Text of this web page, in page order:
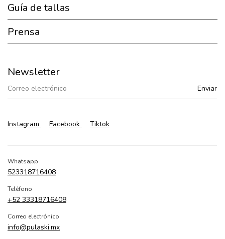
Guía de tallas
Prensa
Newsletter
Instagram Facebook Tiktok
Whatsapp
523318716408
Teléfono
+52 33318716408
Correo electrónico
info@pulaski.mx